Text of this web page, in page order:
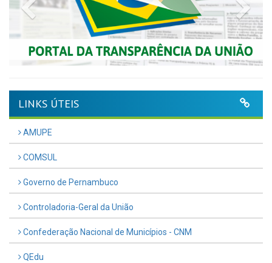
Previous
LINKS ÚTEIS
AMUPE
COMSUL
Governo de Pernambuco
Controladoria-Geral da União
Confederação Nacional de Municípios - CNM
QEdu